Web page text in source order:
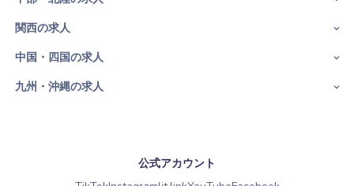
関西の求人
中国・四国の求人
九州・沖縄の求人
公式アカウント